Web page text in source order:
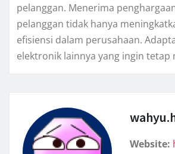
pelanggan. Menerima
pelanggan tidak hanya
efisiensi dalam perusahaan.
elektronik lainnya yang ingin
Website: